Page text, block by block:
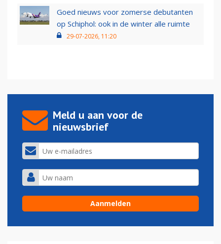
Goed nieuws voor zomerse debutanten
op Schiphol: ook in de winter alle ruimte
29-07-2026, 11:20
Meld u aan voor de
nieuwsbrief